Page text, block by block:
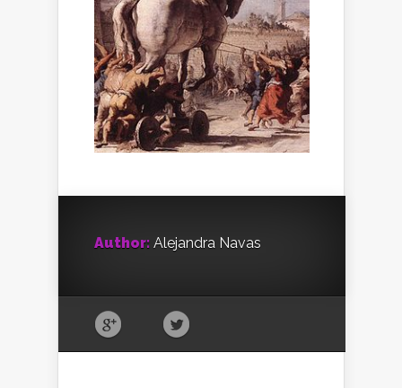
Author: Alejandra Navas